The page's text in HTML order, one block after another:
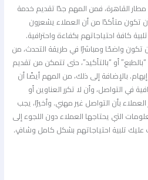
القاهرة، فمن المهم جدًا تقديم خدمة
متأكدًا من أن العملاء يشعرون
كافة احتياجاتهم بكفاءة واحترافية.
واضحًا ومباشرًا في طريقة التحدث، من
أو “بالتأكيد”، حتى تتمكن من تقديم
بالإضافة إلى ذلك، من المهم أيضًا أن
التواصل، وأن لا تكرر العناوين أو
بأن التواصل غير مهني. وأخيرًا، يجب
التي يحتاجها العملاء دون اللجوء إلى
تلبية احتياجاتهم بشكل كامل وشافٍ.